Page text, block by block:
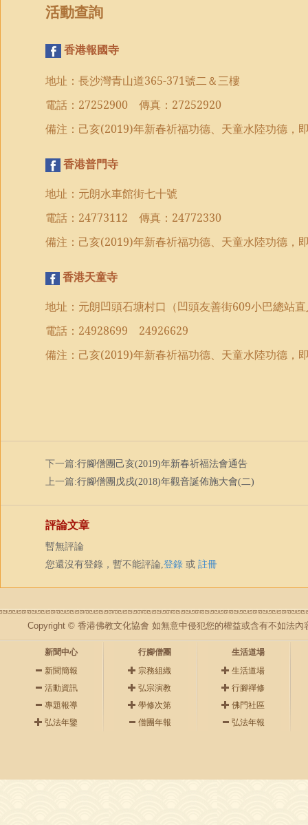
活動查詢
香港報國寺
地址：長沙灣青山道365-371號二＆三樓
電話： 27252900 傳真： 27252920
備注：己亥(2019)年新春祈福功德、 天童水陸功德，
香港普門寺
地址：元朗水車館街七十號
電話： 24773112 傳真： 24772330
備注：己亥(2019)年新春祈福功德、 天童水陸功德，
香港天童寺
地址：元朗凹頭石塘村口（凹頭友善街609小巴總站
電話： 24928699
24926629
備注：己亥(2019)年新春祈福功德、 天童水陸功德，
下一篇:行腳僧團己亥(2019)年新春祈福法會通告
上一篇:行腳僧團戊戌(2018)年觀音誕佈施大會(二)
評論文章
暫無評論
您還沒有登錄，暫不能評論,登錄 或 註冊
Copyright © 香港佛教文化協會 如無意中侵犯您的權益或含有不如法內
新聞中心
新聞簡報
活動資訊
專題報導
弘法年鑒
行腳僧團
宗務組織
弘宗演教
學修次第
僧團年報
生活道場
生活道場
行腳禪修
佛門社區
弘法年報